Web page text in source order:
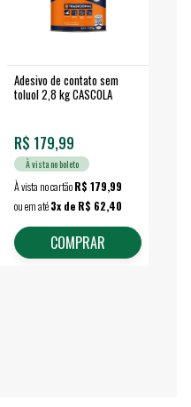
Adesivo de contato sem
toluol 2,8 kg CASCOLA
R$ 179,99
À vista no boleto
À vista no cartãoR$ 179,99
ou em até3x de R$ 62,40
COMPRAR